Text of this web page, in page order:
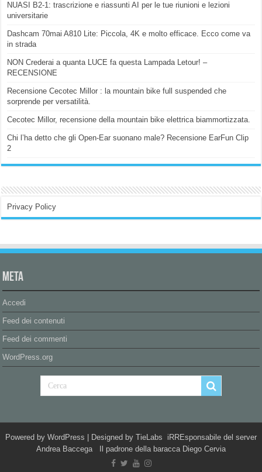
NUASI B2-1: trascrizione e riassunti AI per le tue riunioni e lezioni
universitarie
Dashcam 70mai A810 Lite: Piccola, 4K e molto efficace. Ecco come va
in strada
NON Crederai a quanta LUCE fa questa Lampada Letour! –
RECENSIONE
Recensione Cecotec Millor : la mountain bike full suspended che
sorprende per versatilità.
Cecotec Millor, recensione della mountain bike elettrica biammortizzata.
Chi l’ha detto che gli Open-Ear suonano male? Recensione EarFun Clip
2
Privacy Policy
Meta
Accedi
Feed dei contenuti
Feed dei commenti
WordPress.org
Powered by WordPress | Designed by TieLabs iRREsponsabile del server
Andrea Baccega Il padrone della baracca Diego Cervia